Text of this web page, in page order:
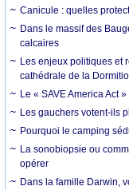
Canicule : quelles
Dans le massif des
calcaires
Les enjeux politiques et
cathédrale de la
Le « SAVE America Act
Les gauchers votent-ils
Pourquoi le camping
La sonobiopsie ou
opérer
Dans la famille Darwin,